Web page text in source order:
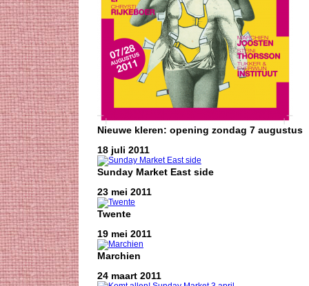
Nieuwe kleren: opening zondag 7 augustus
18 juli 2011
Sunday Market East side
23 mei 2011
Twente
19 mei 2011
Marchien
24 maart 2011